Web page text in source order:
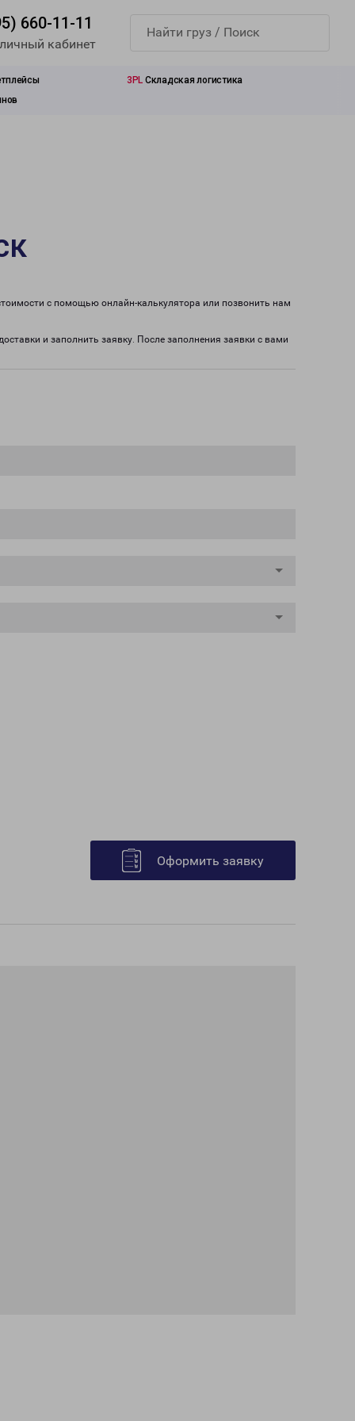
660-11-11
кабинет
3PL Складская логистика
с помощью онлайн-калькулятора или позвонить нам
и заполнить заявку. После заполнения заявки с вами
Оформить заявку